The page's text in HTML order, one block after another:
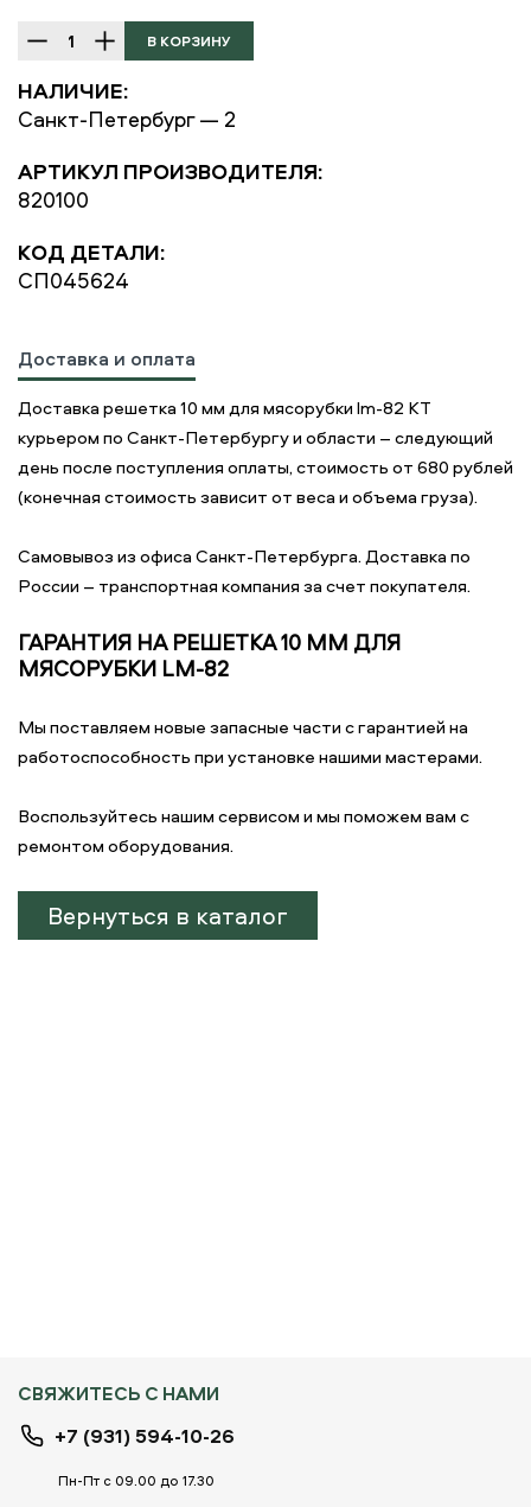
НАЛИЧИЕ:
Санкт-Петербург — 2
АРТИКУЛ ПРОИЗВОДИТЕЛЯ:
820100
КОД ДЕТАЛИ:
СП045624
Доставка и оплата
Доставка решетка 10 мм для мясорубки lm-82 KT
курьером по Санкт-Петербургу и области – следующий
день после поступления оплаты, стоимость от 680 рублей
(конечная стоимость зависит от веса и объема груза).
Самовывоз из офиса Санкт-Петербурга. Доставка по
России – транспортная компания за счет покупателя.
ГАРАНТИЯ НА РЕШЕТКА 10 ММ ДЛЯ
МЯСОРУБКИ LM-82
Мы поставляем новые запасные части с гарантией на
работоспособность при установке нашими мастерами.
Воспользуйтесь нашим сервисом и мы поможем вам с
ремонтом оборудования.
Вернуться в каталог
СВЯЖИТЕСЬ С НАМИ
+7 (931) 594-10-26
Пн-Пт с 09.00 до 17.30